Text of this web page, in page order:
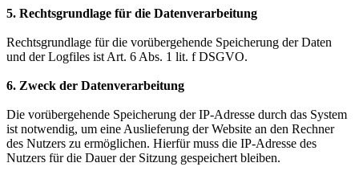
5. Rechtsgrundlage für die Datenverarbeitung
Rechtsgrundlage für die vorübergehende Speicherung der Daten
und der Logfiles ist Art. 6 Abs. 1 lit. f DSGVO.
6. Zweck der Datenverarbeitung
Die vorübergehende Speicherung der IP-Adresse durch das System
ist notwendig, um eine Auslieferung der Website an den Rechner
des Nutzers zu ermöglichen. Hierfür muss die IP-Adresse des
Nutzers für die Dauer der Sitzung gespeichert bleiben.